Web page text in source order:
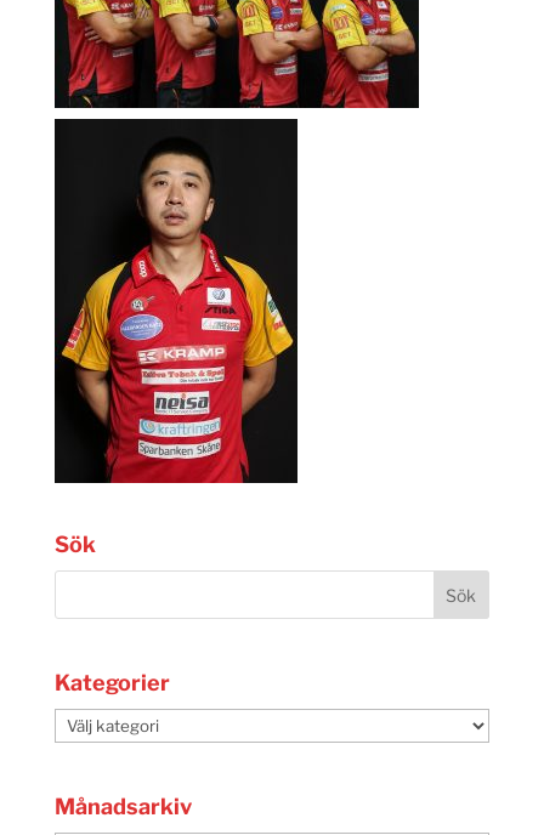
Sök
Kategorier
Kategorier
Månadsarkiv